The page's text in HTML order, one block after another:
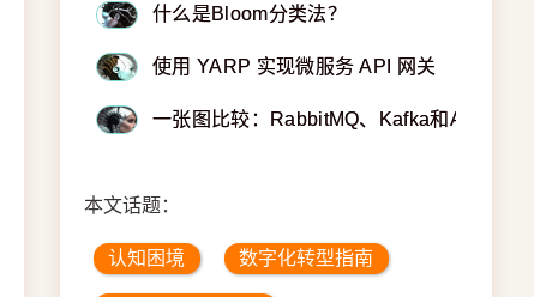
什么是Bloom分类法？
使用 YARP 实现微服务 API 网关
一张图比较：RabbitMQ、Kafka和
本文话题：
认知困境 数字化转型指南